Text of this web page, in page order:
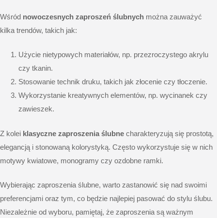
Wśród nowoczesnych zaproszeń ślubnych można zauważyć
kilka trendów, takich jak:
Użycie nietypowych materiałów, np. przezroczystego akrylu
czy tkanin.
Stosowanie technik druku, takich jak złocenie czy tłoczenie.
Wykorzystanie kreatywnych elementów, np. wycinanek czy
zawieszek.
Z kolei klasyczne zaproszenia ślubne charakteryzują się prostotą,
elegancją i stonowaną kolorystyką. Często wykorzystuje się w nich
motywy kwiatowe, monogramy czy ozdobne ramki.
Wybierając zaproszenia ślubne, warto zastanowić się nad swoimi
preferencjami oraz tym, co będzie najlepiej pasować do stylu ślubu.
Niezależnie od wyboru, pamiętaj, że zaproszenia są ważnym